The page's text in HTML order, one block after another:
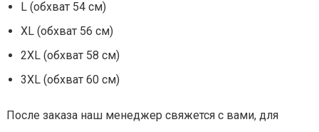
L (обхват 54 см)
XL (обхват 56 см)
2XL (обхват 58 см)
3XL (обхват 60 см)
После заказа наш менеджер свяжется с вами, для